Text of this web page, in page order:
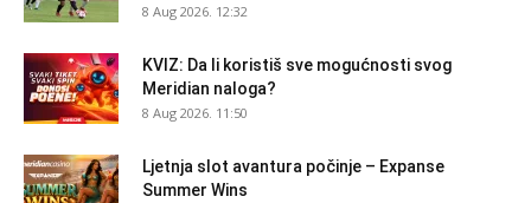
8 Aug 2026. 12:32
KVIZ: Da li koristiš sve mogućnosti svog
Meridian naloga?
8 Aug 2026. 11:50
Ljetnja slot avantura počinje – Expanse
Summer Wins